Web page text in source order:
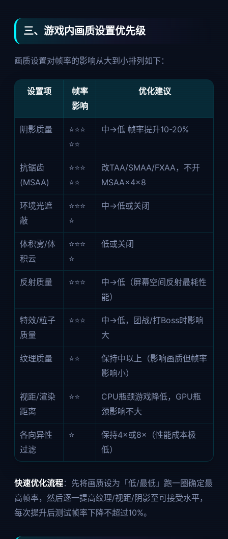
三、游戏内画质设置优先级
画质设置对帧率的影响从大到小排列如下：
设置项
帧率
影响
优化建议
阴影质量
⭐⭐⭐
⭐⭐
中→低 帧率提升10-20%
抗锯齿
(MSAA)
⭐⭐⭐
⭐⭐
改TAA/SMAA/FXAA，不开
MSAA×4×8
环境光遮
蔽
⭐⭐⭐
⭐
中→低或关闭
体积雾/体
积云
⭐⭐⭐
⭐
低或关闭
反射质量 ⭐⭐⭐
中→低（屏幕空间反射最耗性
能）
特效/粒子
质量
⭐⭐⭐
中→低，团战/打Boss时影响
大
纹理质量 ⭐⭐
保持中以上（影响画质但帧率
影响小）
视距/渲染
距离
⭐⭐
CPU瓶颈游戏降低，GPU瓶
颈影响不大
各向异性
过滤
⭐
保持4×或8×（性能成本极
低）
快速优化流程：先将画质设为「低/最低」跑一圈确定最
高帧率，然后逐一提高纹理/视距/阴影至可接受水平，
每次提升后测试帧率下降不超过10%。